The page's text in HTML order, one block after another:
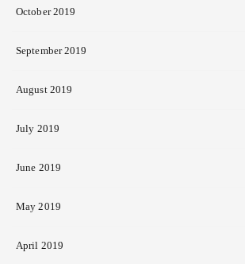
October 2019
September 2019
August 2019
July 2019
June 2019
May 2019
April 2019